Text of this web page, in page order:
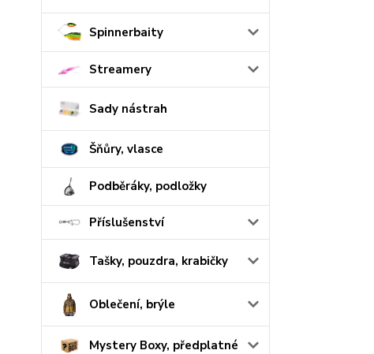
Spinnerbaity
Streamery
Sady nástrah
Šňůry, vlasce
Podběráky, podložky
Příslušenství
Tašky, pouzdra, krabičky
Oblečení, brýle
Mystery Boxy, předplatné